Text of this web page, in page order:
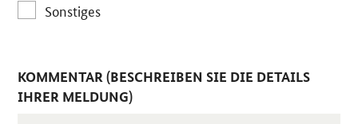
Sonstiges
KOMMENTAR (BESCHREIBEN SIE DIE DETAILS
IHRER MELDUNG)